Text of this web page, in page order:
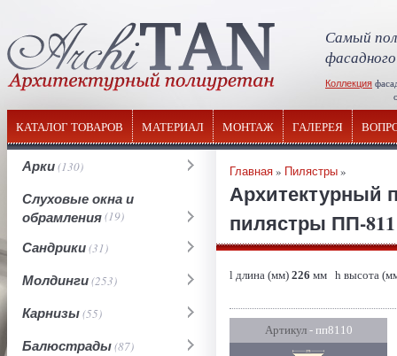
Самый
Коллекция
КАТАЛОГ ТОВАРОВ МАТЕРИАЛ МОНТАЖ ГАЛЕРЕЯ
Арки(130)
Слуховые окна и
обрамления(19)
Сандрики(31)
Молдинги(253)
Карнизы(55)
Балюстрады(87)
Главная» Пилястры»
Архитектурный
пилястры ПП-
l длина (мм) 226 мм h высота
Артикул- пп8110